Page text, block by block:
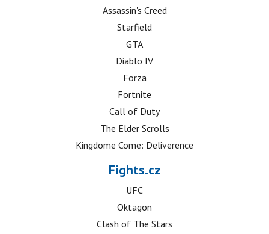
Assassin's Creed
Starfield
GTA
Diablo IV
Forza
Fortnite
Call of Duty
The Elder Scrolls
Kingdome Come: Deliverence
Fights.cz
UFC
Oktagon
Clash of The Stars